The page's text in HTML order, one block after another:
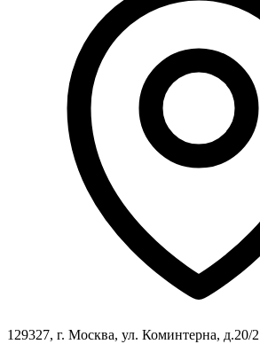
129327, г. Москва, ул. Коминтерна, д.20/2